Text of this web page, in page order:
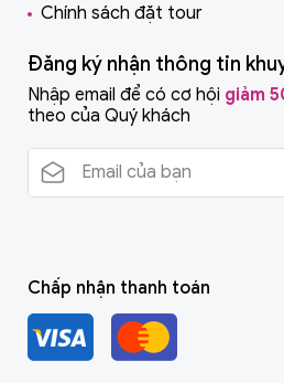
Chính sách đặt tour
Đăng ký nhận thông tin
Nhập email để có cơ hội giảm
theo của Quý khách
Chấp nhận thanh toán